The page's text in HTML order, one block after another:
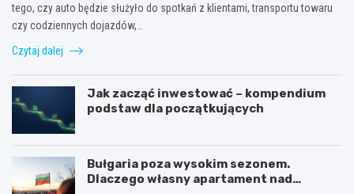
tego, czy auto będzie służyło do spotkań z klientami, transportu towaru
czy codziennych dojazdów,…
Czytaj dalej
Jak zacząć inwestować – kompendium
podstaw dla początkujących
Bułgaria poza wysokim sezonem.
Dlaczego własny apartament nad